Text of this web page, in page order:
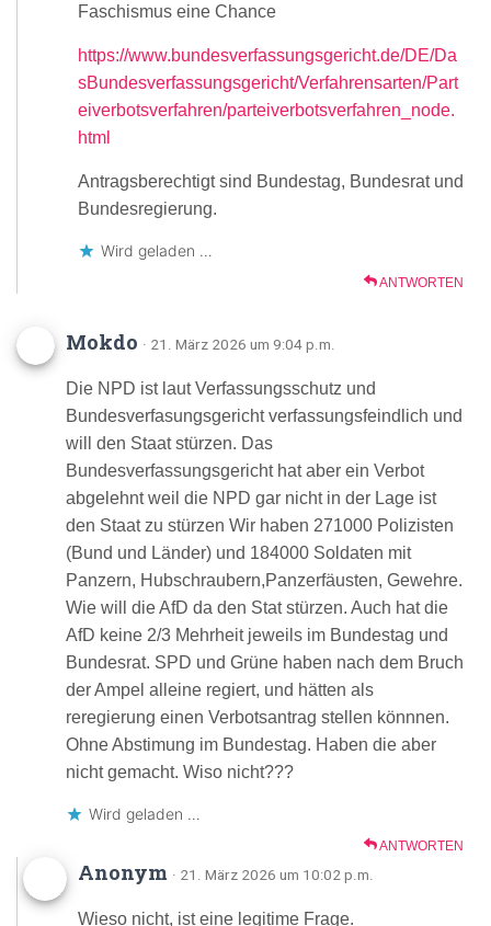
Faschismus eine Chance
https://www.bundesverfassungsgericht.de/DE/Da
sBundesverfassungsgericht/Verfahrensarten/Part
eiverbotsverfahren/parteiverbotsverfahren_node.
html
Antragsberechtigt sind Bundestag, Bundesrat und
Bundesregierung.
Wird geladen …
ANTWORTEN
Mokdo · 21. März 2026 um 9:04 p.m.
Die NPD ist laut Verfassungsschutz und
Bundesverfasungsgericht verfassungsfeindlich und
will den Staat stürzen. Das
Bundesverfassungsgericht hat aber ein Verbot
abgelehnt weil die NPD gar nicht in der Lage ist
den Staat zu stürzen Wir haben 271000 Polizisten
(Bund und Länder) und 184000 Soldaten mit
Panzern, Hubschraubern,Panzerfäusten, Gewehre.
Wie will die AfD da den Stat stürzen. Auch hat die
AfD keine 2/3 Mehrheit jeweils im Bundestag und
Bundesrat. SPD und Grüne haben nach dem Bruch
der Ampel alleine regiert, und hätten als
reregierung einen Verbotsantrag stellen könnnen.
Ohne Abstimung im Bundestag. Haben die aber
nicht gemacht. Wiso nicht???
Wird geladen …
ANTWORTEN
Anonym · 21. März 2026 um 10:02 p.m.
Wieso nicht, ist eine legitime Frage.